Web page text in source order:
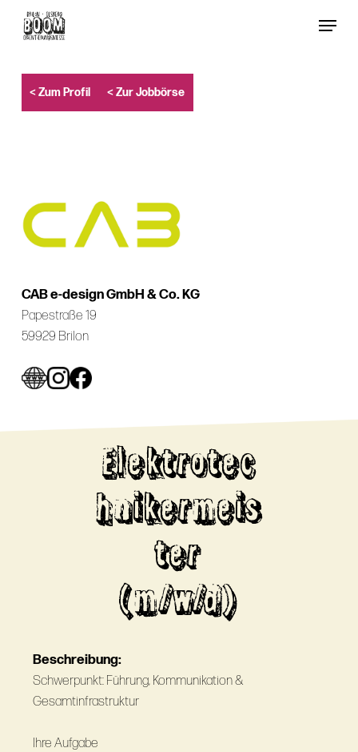
content
Menu
< Zum Profil < Zur Jobbörse
CAB e-design GmbH & Co. KG
Papestraße 19
59929 Brilon
Elektrotec
hnikermeis
ter
(m/w/d)
Beschreibung:
Schwerpunkt: Führung, Kommunikation &
Gesamtinfrastruktur
Ihre Aufgabe